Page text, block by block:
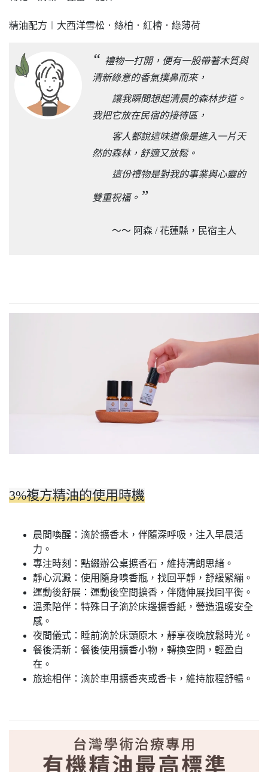
精油配方︱大西洋雪松．絲柏．紅檜．綠薄荷
“ 禮物一打開，便有一股帶著木質與
清新綠意的香氣撲鼻而來，
讓我瞬間想起清晨的森林步道。
我把它放在民宿的接待區，
客人都說這味道像是進入一片天
然的森林，舒適又放鬆。
這份禮物是對我的事業與心靈的
雙重祝福。 ”
～～ 阿森 / 花蓮縣，民宿主人
3%複方精油的使用時機
晨間喚醒：滴於擴香木，伴隨深呼吸，注入早晨活
力。
專注時刻：點綴辦公桌擴香石，維持清朗思緒。
靜心沉澱：使用隨身嗅香瓶，找回平靜，舒緩緊繃。
運動後舒展：運動後空間擴香，伴隨伸展找回平衡。
溫柔陪伴：特殊日子滴於床邊擴香紙，營造溫暖安全
感。
夜間儀式：睡前滴於床頭原木，靜享夜晚放鬆時光。
餐後清新：餐後使用擴香小物，轉換空間，輕盈自
在。
旅途相伴：滴於車用擴香夾或香卡，維持旅程舒暢。